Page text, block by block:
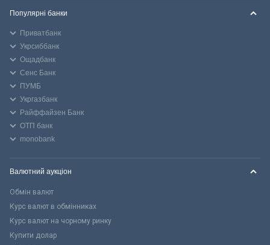
Популярні банки
Приватбанк
Укрсиббанк
Ощадбанк
Сенс Банк
ПУМБ
Укргазбанк
Райффайзен Банк
ОТП банк
monobank
Валютний аукціон
Обмін валют
Курс валют в обмінниках
Курс валют на чорному ринку
Купити долар